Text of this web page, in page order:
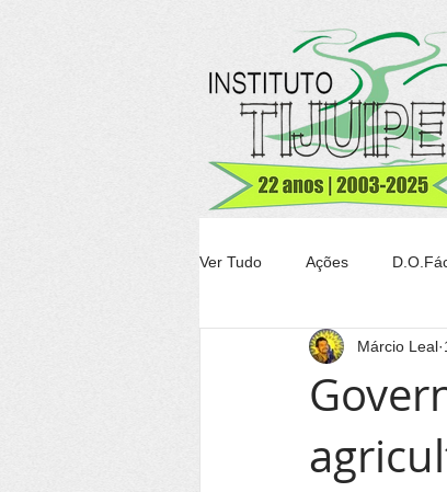
Ver Tudo Ações
Agricultura Márcio Leal